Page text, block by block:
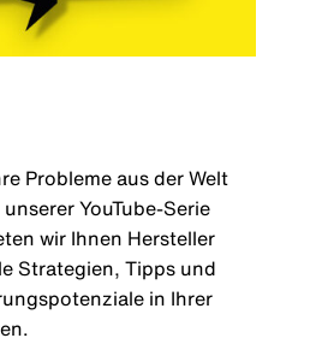
Probleme aus der Welt
YouTube-Serie
wir Ihnen Hersteller
Strategien, Tipps und
in Ihrer